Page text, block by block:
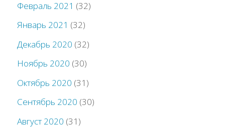
Февраль 2021 (32)
Январь 2021 (32)
Декабрь 2020 (32)
Ноябрь 2020 (30)
Октябрь 2020 (31)
Сентябрь 2020 (30)
Август 2020 (31)